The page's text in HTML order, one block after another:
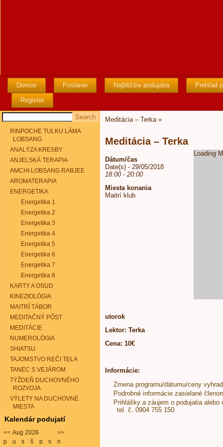
Domov Poslanie Najbližšie podujatia
Prehľad
Register
RINPOCHE TULKU LÁMA
LOBSANG
ANALÝZA KRESBY
ANJELSKÁ TERAPIA
AMCHI LOBSANG RABJEE
AROMATERAPIA
ENERGETIKA
Energetika 1
Energetika 2
Energetika 3
Energetika 4
Energetika 5
Energetika 6
Energetika 7
Energetika 8
KARTY A OSUD
KINEZIOLÓGIA
MAITRÍ TÁBOR
MEDITAČNÝ PÔST
MEDITÁCIE
NUMEROLÓGIA
SHIATSU
TAJOMSTVO REČI TELA
TANEC S VEJÁROM
TÝŽDEŇ DUCHOVNÉHO
ROZVOJA
VÝLETY NA DUCHOVNÉ
MIESTA
Kalendár podujatí
<< Aug 2026
>>
p
u s š p s n
Meditácia – Terka»
Meditácia – Terka
Loading
Dátum/čas
Date(s) - 29/05/2018
18:00 - 20:00
Miesta konania
Maitrí klub
utorok
Lektor: Terka
Cena: 10€
Informácie:
Zmena programu/dátumu/ceny
Podrobné informácie zasielané
Prihlášky a záujem o podujatia
tel. č. 0904 755 150